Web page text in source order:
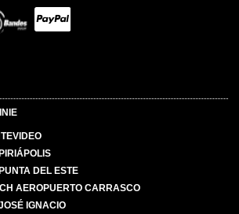
DEL ESTE
AEROPUERTO CARRASCO
IGNACIO